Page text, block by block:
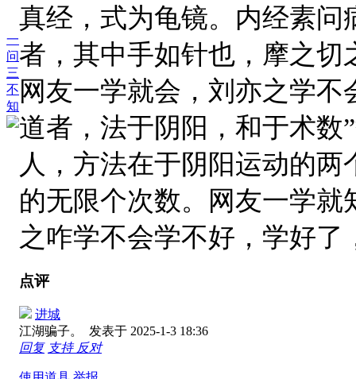
一
问
三
不
知
真经，式为龟镜。内经素
者，其中手如针也，摩之
网友一学就会，刘亦之学
道者，法于阴阳，和于术数
人，方法在于阴阳运动的
的无限个次数。网友一学
之咋学不会学不好，学好
点评
进城
江湖骗子。 发表于 2025-1-3 18:36
回复 支持 反对